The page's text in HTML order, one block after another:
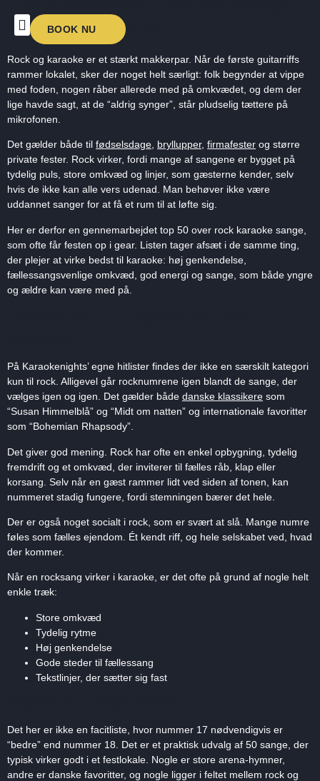
BOOK NU
der løfter festen
Rock og karaoke er et stærkt makkerpar. Når de første guitarriffs
rammer lokalet, sker der noget helt særligt: folk begynder at vippe
med foden, nogen råber allerede med på omkvædet, og dem der
lige havde sagt, at de “aldrig synger”, står pludselig tættere på
mikrofonen.
Det gælder både til fødselsdage, bryllupper, firmafester og større
private fester. Rock virker, fordi mange af sangene er bygget på
tydelig puls, store omkvæd og linjer, som gæsterne kender, selv
hvis de ikke kan alle vers udenad. Man behøver ikke være
uddannet sanger for at få et rum til at løfte sig.
Her er derfor en gennemarbejdet top 50 over rock karaoke sange,
som ofte får festen op i gear. Listen tager afsæt i de samme ting,
der plejer at virke bedst til karaoke: høj genkendelse,
fællessangsvenlige omkvæd, god energi og sange, som både yngre
og ældre kan være med på.
På Karaokenights’ egne hitlister findes der ikke en særskilt kategori
kun til rock. Alligevel går rocknumrene igen blandt de sange, der
vælges igen og igen. Det gælder både danske klassikere som
“Susan Himmelblå” og “Midt om natten” og internationale favoritter
som “Bohemian Rhapsody”.
Det giver god mening. Rock har ofte en enkel opbygning, tydelig
fremdrift og et omkvæd, der inviterer til fælles råb, klap eller
korsang. Selv når en gæst rammer lidt ved siden af tonen, kan
nummeret stadig fungere, fordi stemningen bærer det hele.
Der er også noget socialt i rock, som er svært at slå. Mange numre
føles som fælles ejendom. Ét kendt riff, og hele selskabet ved, hvad
der kommer.
Når en rocksang virker i karaoke, er det ofte på grund af nogle helt
enkle træk:
Store omkvæd
Tydelig rytme
Høj genkendelse
Gode steder til fællessang
Tekstlinjer, der sætter sig fast
Det her er ikke en facitliste, hvor nummer 17 nødvendigvis er
“bedre” end nummer 18. Det er et praktisk udvalg af 50 sange, der
typisk virker godt i et festlokale. Nogle er store arena-hymner,
andre er danske favoritter, og nogle ligger i feltet mellem rock og